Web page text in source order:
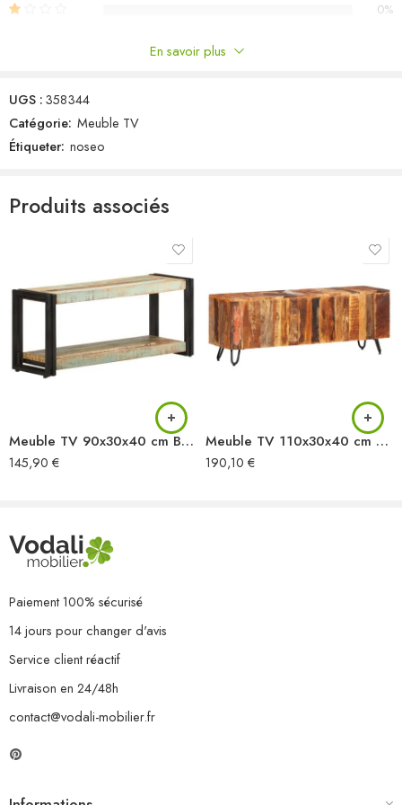
Vous trouverez
0%
Il n'y a pas encore de critiques.
En savoir plus
UGS :358344
Catégorie: Meuble TV
Étiqueter: noseo
Produits associés
Meuble TV 90x30x40 cm Bois de récupération massif
145,90 €
Meuble TV 110x30x40 cm Bois massif de récupération
190,10 €
Paiement 100% sécurisé
14 jours pour changer d'avis
Service client réactif
Livraison en 24/48h
contact@vodali-mobilier.fr